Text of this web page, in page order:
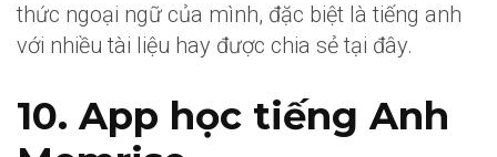
thức ngoại ngữ của mình, đặc biệt là tiếng anh
với nhiều tài liệu hay được chia sẻ tại đây.
10. App học tiếng Anh